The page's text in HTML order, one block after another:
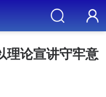
理论宣讲守牢意